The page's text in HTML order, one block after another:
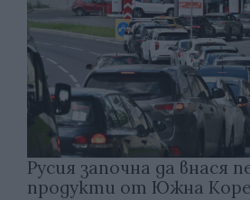
Русия започна да внася
продукти от Южна